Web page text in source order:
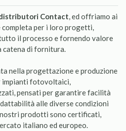
Contact, ed offriamo ai
per i loro progetti,
il processo e fornendo valore
catena di fornitura.
nella progettazione e produzione
impianti fotovoltaici,
pensati per garantire facilità
alle diverse condizioni
prodotti sono certificati,
italiano ed europeo.